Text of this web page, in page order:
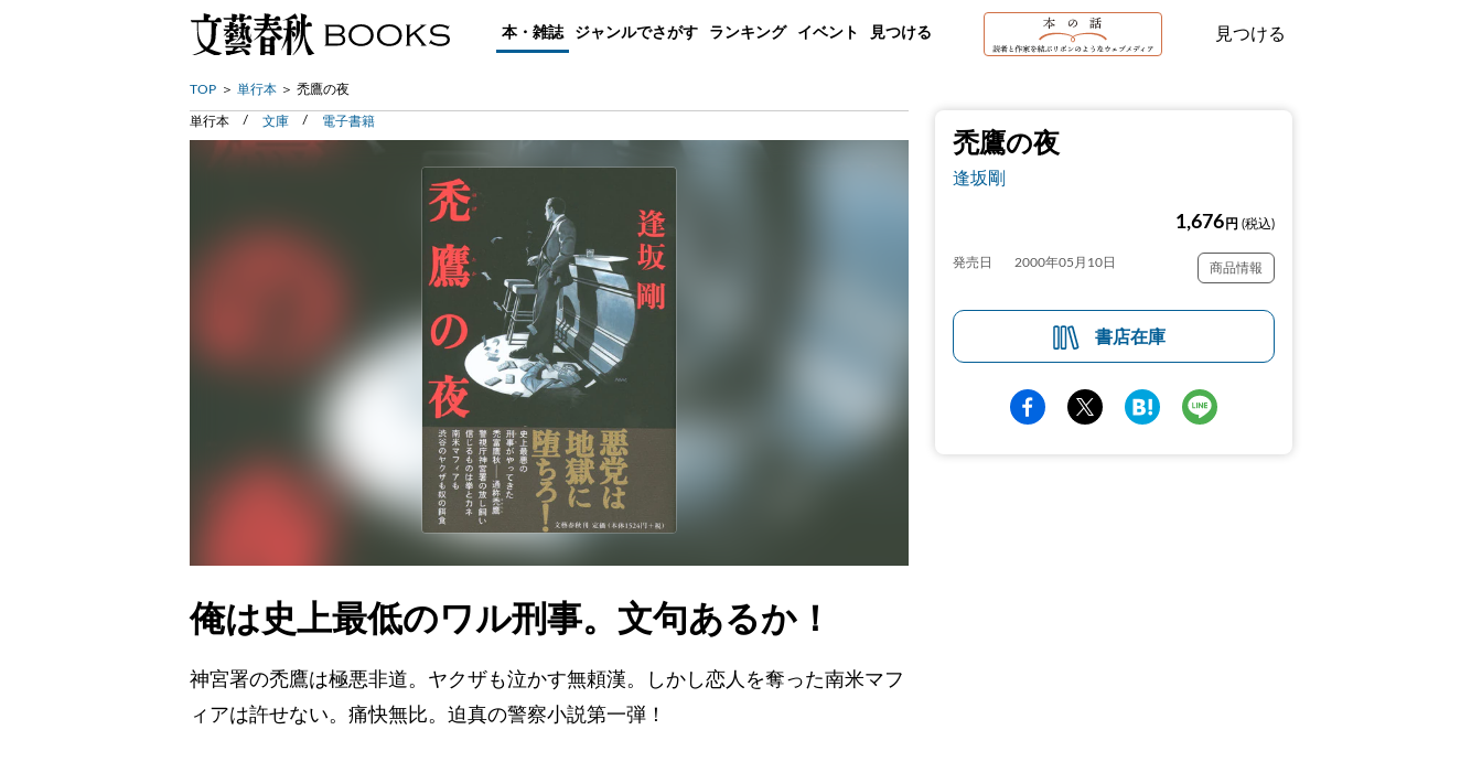
本・雑誌 ジャンルでさがす ランキング イベント 見つける 見つける
TOP 単行本 禿鷹の夜
禿鷹の夜
逢坂剛
1,676 円 (税込)
発売日 2000年05月10日 商品情報
書店在庫
単行本 文庫 電子書籍
俺は史上最低のワル刑事。文句あるか！
神宮署の禿鷹は極悪非道。ヤクザも泣かす無頼漢。しかし恋人を奪った南米マフ
ィアは許せない。痛快無比。迫真の警察小説第一弾！